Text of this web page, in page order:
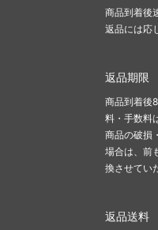
商品到着後
返品には応
返品期限
商品到着後
料・手数料
商品の破損
場合は、前
換させてい
返品送料